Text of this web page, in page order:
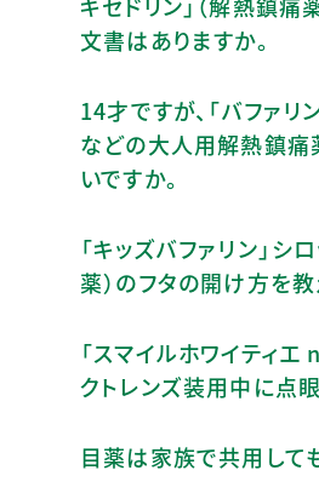
文書はありますか。
14才ですが、「バファリ
などの大人用解熱鎮痛
いですか。
「キッズバファリン」シ
薬）のフタの開け方を教
「スマイルホワイティエ
クトレンズ装用中に点
目薬は家族で共用して